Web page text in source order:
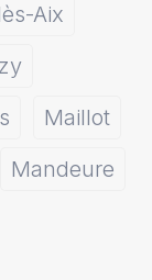
Aix
Maillot
Mandeure